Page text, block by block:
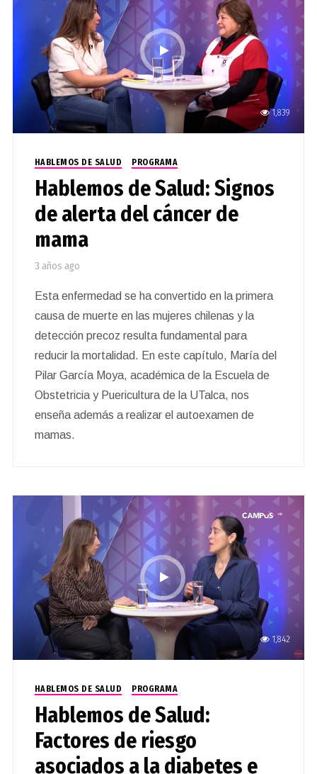
1,839
HABLEMOS DE SALUD PROGRAMA
Hablemos de Salud: Signos
de alerta del cáncer de
mama
3 años ago
Esta enfermedad se ha convertido en la primera
causa de muerte en las mujeres chilenas y la
detección precoz resulta fundamental para
reducir la mortalidad. En este capítulo, María del
Pilar García Moya, académica de la Escuela de
Obstetricia y Puericultura de la UTalca, nos
enseña además a realizar el autoexamen de
mamas.
1,842
HABLEMOS DE SALUD PROGRAMA
Hablemos de Salud:
Factores de riesgo
asociados a la diabetes e